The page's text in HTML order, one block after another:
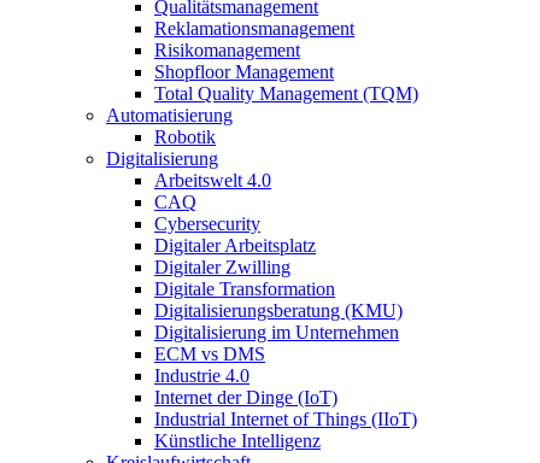
Qualitätsmanagement
Reklamationsmanagement
Risikomanagement
Shopfloor Management
Total Quality Management (TQM)
Automatisierung
Robotik
Digitalisierung
Arbeitswelt 4.0
CAQ
Cybersecurity
Digitaler Arbeitsplatz
Digitaler Zwilling
Digitale Transformation
Digitalisierungsberatung (KMU)
Digitalisierung im Unternehmen
ECM vs DMS
Industrie 4.0
Internet der Dinge (IoT)
Industrial Internet of Things (IIoT)
Künstliche Intelligenz